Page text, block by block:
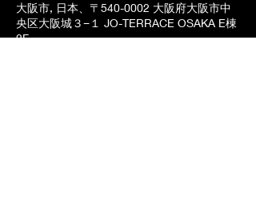
大阪市, 日本、〒540-0002 大阪府大阪市中
央区大阪城３−１ JO-TERRACE OSAKA E棟
2F